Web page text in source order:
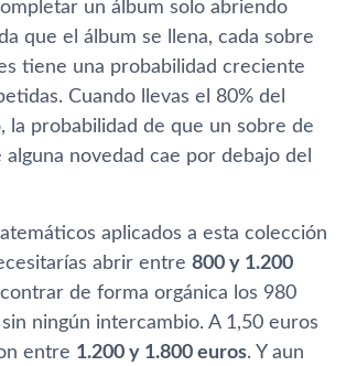
un álbum solo abriendo
que el álbum se llena, cada sobre
tiene una probabilidad creciente
Cuando llevas el 80% del
la probabilidad de que un sobre de
novedad cae por debajo del
aplicados a esta colección
abrir entre 800 y 1.200
de forma orgánica los 980
ningún intercambio. A 1,50 euros
entre 1.200 y 1.800 euros. Y aun